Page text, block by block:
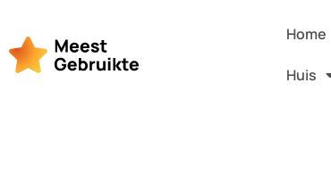
Home
Huis